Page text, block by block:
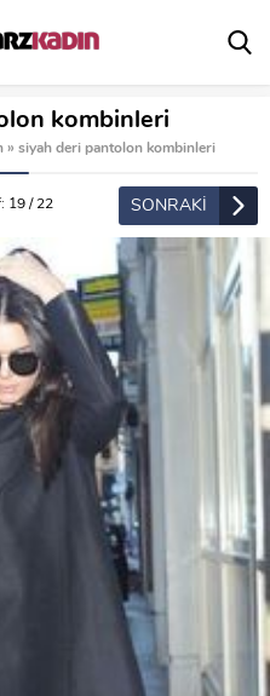
kombinleri
» siyah deri pantolon kombinleri
19 / 22 SONRAKİ